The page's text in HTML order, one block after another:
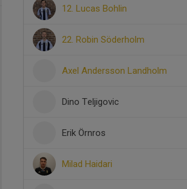
12. Lucas Bohlin
22. Robin Söderholm
Axel Andersson Landholm
Dino Teljigovic
Erik Örnros
Milad Haidari